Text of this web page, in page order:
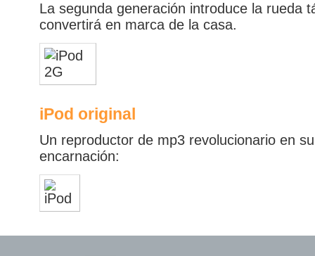
La segunda generación introduce la rueda
convertirá en marca de la casa.
iPod original
Un reproductor de mp3 revolucionario en
encarnación: